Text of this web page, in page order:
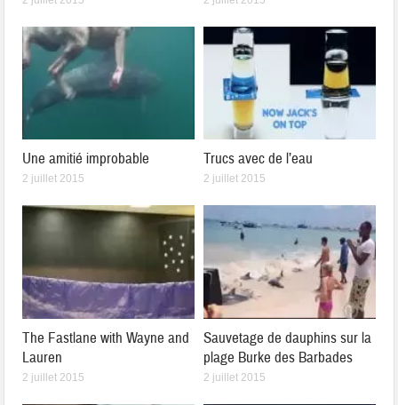
Une amitié improbable
2 juillet 2015
Trucs avec de l’eau
2 juillet 2015
The Fastlane with Wayne and
Lauren
2 juillet 2015
Sauvetage de dauphins sur la
plage Burke des Barbades
2 juillet 2015